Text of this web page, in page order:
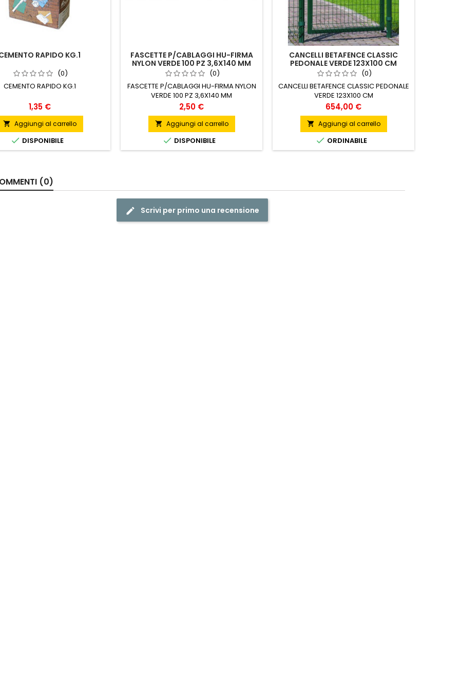
RAPIDO KG.1
(0)
CEMENTO RAPIDO KG.1
Prezzo
1,35 €
 Aggiungi al carrello
 DISPONIBILE
FASCETTE P/CABLAGGI HU-FIRMA
NYLON VERDE 100 PZ 3,6X140 MM
(0)
FASCETTE P/CABLAGGI HU-FIRMA NYLON
VERDE 100 PZ 3,6X140 MM
Prezzo
2,50 €
 Aggiungi al carrello
 DISPONIBILE
CANCELLI BETAFENCE CLASSIC
PEDONALE VERDE 123X100 CM
(0)
CANCELLI BETAFENCE CLASSIC PEDONALE
VERDE 123X100 CM
Prezzo
654,00 €
 Aggiungi al carrello
 ORDINABILE
(0)
Scrivi per primo una recensione